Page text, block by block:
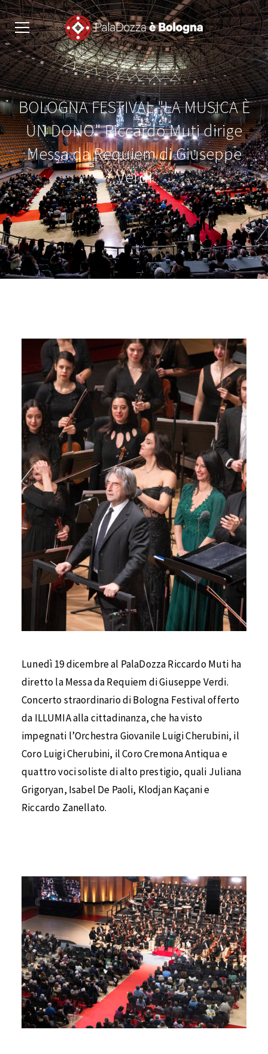
BOLOGNA FESTIVAL "LA MUSICA È
UN DONO" Riccardo Muti dirige
Messa da Requiem di Giuseppe
Verdi
Lunedì 19 dicembre al PalaDozza Riccardo Muti ha
diretto la Messa da Requiem di Giuseppe Verdi.
Concerto straordinario di Bologna Festival offerto
da ILLUMIA alla cittadinanza, che ha visto
impegnati l’Orchestra Giovanile Luigi Cherubini, il
Coro Luigi Cherubini, il Coro Cremona Antiqua e
quattro voci soliste di alto prestigio, quali Juliana
Grigoryan, Isabel De Paoli, Klodjan Kaçani e
Riccardo Zanellato.